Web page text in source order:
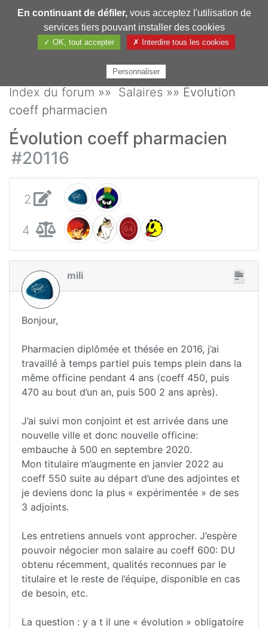
Pharmechange
Index du forum »» Salaires »» Évolution
coeff pharmacien
Évolution coeff pharmacien
#20116
2
4
mili
Bonjour,
Pharmacien diplômée et thésée en 2016, j’ai
travaillé à temps partiel puis temps plein dans la
même officine pendant 4 ans (coeff 450, puis
470 au bout d’un an, puis 500 2 ans après).
J’ai suivi mon conjoint et est arrivée dans une
nouvelle ville et donc nouvelle officine:
embauche à 500 en septembre 2020.
Mon titulaire m’augmente en janvier 2022 au
coeff 550 suite au départ d’une des adjointes et
je deviens donc la plus « expérimentée » de ses
3 adjoints.
Les entretiens annuels vont approcher. J’espère
pouvoir négocier mon salaire au coeff 600: DU
obtenu récemment, qualités reconnues par le
titulaire et le reste de l’équipe, disponible en cas
de besoin, etc.
La question : y a t il une « évolution » obligatoire
En continuant de défiler,vous acceptez l'utilisation de
services tiers pouvant installer des cookies
✓ OK, tout accepter ✗ Interdire tous les cookies
Personnaliser